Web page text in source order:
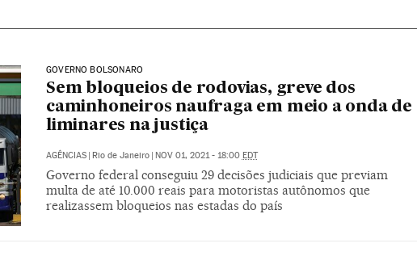
GOVERNO BOLSONARO
Sem bloqueios de rodovias, greve dos
caminhoneiros naufraga em meio a onda de
liminares na justiça
AGÊNCIAS | Rio de Janeiro | NOV 01, 2021 - 18:00 EDT
Governo federal conseguiu 29 decisões judiciais que previam
multa de até 10.000 reais para motoristas autônomos que
realizassem bloqueios nas estadas do país